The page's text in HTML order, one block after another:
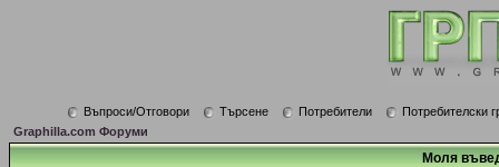
Въпроси/Отговори Търсене Потребители
Потребителски
Graphilla.com Форуми
Моля